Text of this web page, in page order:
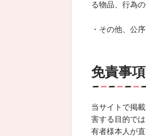
る物品、行為
・その他、公
免責事項
当サイトで掲
害する目的で
有者様本人が